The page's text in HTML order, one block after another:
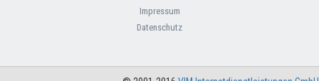
Impressum
Datenschutz